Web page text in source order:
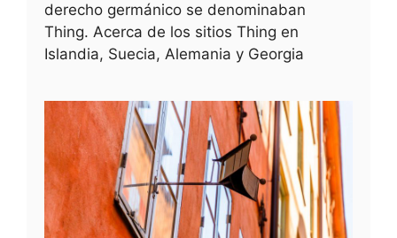
derecho germánico se denominaban
Thing. Acerca de los sitios Thing en
Islandia, Suecia, Alemania y Georgia